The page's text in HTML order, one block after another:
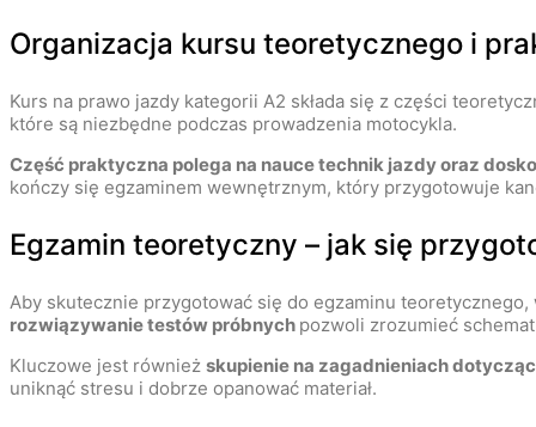
Organizacja kursu teoretycznego i
Kurs na prawo jazdy kategorii A2 składa się z części
które są niezbędne podczas prowadzenia motocykla.
Część praktyczna polega na nauce technik jazdy oraz
kończy się egzaminem wewnętrznym, który przygotowuje
Egzamin teoretyczny – jak się
Aby skutecznie przygotować się do egzaminu
rozwiązywanie testów próbnych pozwoli zrozumieć
Kluczowe jest również skupienie na zagadnieniach
uniknąć stresu i dobrze opanować materiał.